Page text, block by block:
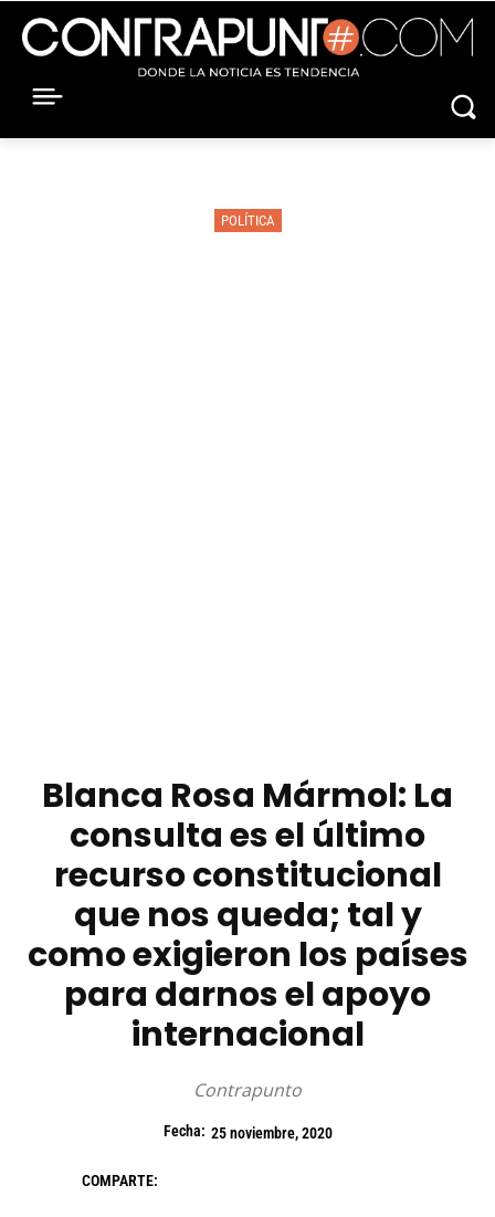
POLÍTICA
Blanca Rosa Mármol: La
consulta es el último
recurso constitucional
que nos queda; tal y
como exigieron los países
para darnos el apoyo
internacional
Contrapunto
Fecha: 25 noviembre, 2020
COMPARTE: